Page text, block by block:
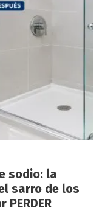
sodio: la
sarro de los